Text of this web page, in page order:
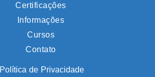
Certificações
Informações
Cursos
Contato
Política de Privacidade